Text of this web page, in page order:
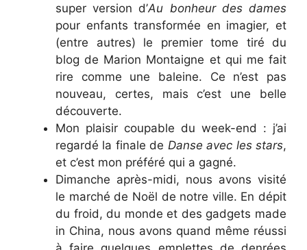
super version d’Au bonheur des dames
pour enfants transformée en imagier, et
(entre autres) le premier tome tiré du
blog de Marion Montaigne et qui me fait
rire comme une baleine. Ce n’est pas
nouveau, certes, mais c’est une belle
découverte.
Mon plaisir coupable du week-end : j’ai
regardé la finale de Danse avec les stars,
et c’est mon préféré qui a gagné.
Dimanche après-midi, nous avons visité
le marché de Noël de notre ville. En dépit
du froid, du monde et des gadgets made
in China, nous avons quand même réussi